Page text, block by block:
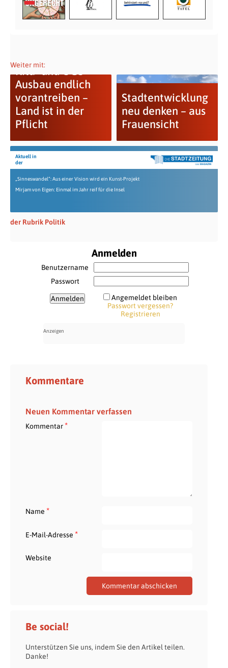
Weiter mit:
Kita- und OGS-
Ausbau endlich
vorantreiben –
Land ist in der
Pflicht
Stadtentwicklung
neu denken – aus
Frauensicht
Aktuell in
der
„Sinneswandel“: Aus einer Vision wird ein Kunst-Projekt
Mirjam von Eigen: Einmal im Jahr reif für die Insel
der Rubrik Politik
Anmelden
Benutzername
Passwort
Angemeldet bleiben
Passwort vergessen?
Registrieren
Kommentare
Neuen Kommentar verfassen
Kommentar*
Name *
E-Mail-Adresse *
Website
Be social!
Unterstützen Sie uns, indem Sie den Artikel teilen.
Danke!